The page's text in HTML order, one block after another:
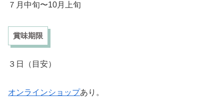
７月中旬〜10月上旬
賞味期限
３日（目安）
オンラインショップあり。